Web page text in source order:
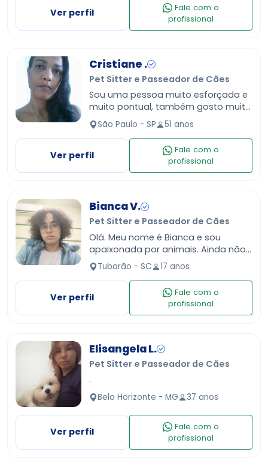
s…
Ver perfil
Fale com o
profissional
Cristiane .
Pet Sitter e Passeador de Cães
Sou uma pessoa muito esforçada e
muito pontual, também gosto muito
de trabalhar com crianças, amos
trabalhar com elas e ajudá-las a se
desenvolver
São Paulo - SP 51 anos
Ver perfil
Fale com o
profissional
Bianca V.
Pet Sitter e Passeador de Cães
Olá. Meu nome é Bianca e sou
apaixonada por animais. Ainda não
tenho experiência profissional como
pet sitter, mas tenho muito carinho,
responsabilidade e dis…
Tubarão - SC 17 anos
Ver perfil
Fale com o
profissional
Elisangela L.
Pet Sitter e Passeador de Cães
.
Belo Horizonte - MG 37 anos
Ver perfil
Fale com o
profissional